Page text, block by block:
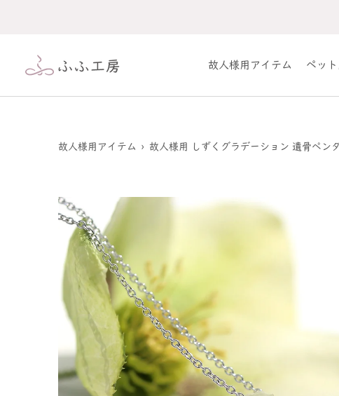
ス
故人様用アイテム ペッ
故人様用アイテム › 故人様用 しずくグラデーション 遺骨ペン